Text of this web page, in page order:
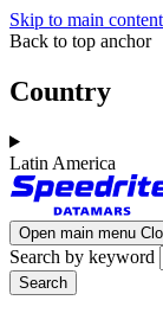
Skip to main content
Back to top anchor
Country
Latin America
Open main menu
Search by keyword